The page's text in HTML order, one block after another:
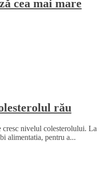
cea mai mare
rău
cresc nivelul colesterolului. La
alimentatia, pentru a...